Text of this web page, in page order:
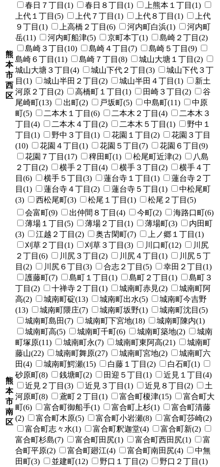
熊
本
市
西
区
春日７丁目(1)
春日８丁目(1)
上熊本１丁目(1)
上代１丁目(5)
上代７丁目(1) 上代８丁目(1)
上代
９丁目(1)
上高橋２丁目(6) 河内町白浜(1)
河内町
岳(11)
河内町船津(5) 京町本丁(1)
島崎２丁目(2)
島崎３丁目(10)
島崎４丁目(7)
島崎５丁目(9)
島崎６丁目(11)
島崎７丁目(8)
城山大塘１丁目(2)
城山大塘３丁目(4)
城山下代２丁目(3)
城山下代３丁
目(1)
城山半田２丁目(2) 城山半田４丁目(1)
新土
河原２丁目(2)
高橋町１丁目(1) 田崎３丁目(2)
谷
尾崎町(13)
出町(2) 戸坂町(5) 中島町(11)
中原
町(5)
二本木１丁目(6) 二本木２丁目(4)
二本木３
丁目(4)
二本木４丁目(2) 二本木５丁目(1)
野中１
丁目(1)
野中３丁目(1) 花園１丁目(2)
花園３丁目
(10)
花園４丁目(1) 花園５丁目(7)
花園６丁目(9)
花園７丁目(17)
稗田町(1) 松尾町近津(2)
八島
２丁目(2)
横手２丁目(4) 横手３丁目(2)
横手４丁
目(6)
横手５丁目(3) 蓮台寺１丁目(1)
蓮台寺２丁
目(1)
蓮台寺４丁目(2) 蓮台寺５丁目(1)
中松尾町
(3)
西松尾町(3) 松尾１丁目(1) 松尾２丁目(5)
熊
本
市
南
区
会富町(9) 出仲間８丁目(4) 今町(2)
海路口町(6)
薄場１丁目(5)
薄場２丁目(1) 薄場町(3)
内田町
(3)
江越２丁目(2) 奥古閑町(7)
上ノ郷１丁目(1)
刈草２丁目(1)
刈草３丁目(3) 川口町(12)
川尻
２丁目(6)
川尻３丁目(2) 川尻４丁目(1)
川尻５丁
目(2)
川尻６丁目(3) 合志２丁目(5)
幸田２丁目(1)
護藤町(7)
島町１丁目(1) 島町２丁目(1)
島町３
丁目(2)
十禅寺２丁目(1) 城南町赤見(2)
城南町阿
高(2)
城南町碇(13) 城南町出水(5)
城南町今吉野
(13)
城南町隈庄(7) 城南町坂野(1)
城南町沈目(5)
城南町島田(7)
城南町下宮地(18)
城南町陳内(1)
城南町高(5)
城南町千町(6) 城南町築地(2)
城南
町塚原(11)
城南町永(7) 城南町東阿高(21)
城南町
藤山(22)
城南町舞原(27) 城南町宮地(2)
城南町六
田(4)
城南町鰐瀬(15) 白藤１丁目(2)
白石町(1)
砂原町(8)
銭塘町(2) 田迎５丁目(1)
近見１丁目(4)
近見２丁目(3)
近見３丁目(1) 近見８丁目(2)
土
河原町(8)
鳶町２丁目(1) 富合町榎津(15)
富合町大
町(6)
富合町御船手(1) 富合町上杉(1)
富合町清藤
(2)
富合町木原(5) 富合町小岩瀬(8)
富合町莎崎(2)
富合町志々水(1)
富合町釈迦堂(4)
富合町新(2)
富合町杉島(7)
富合町田尻(1) 富合町西田尻(1)
富
合町平原(2)
富合町廻江(4) 富合町南田尻(4)
中無
田町(3)
並建町(12) 野口１丁目(2)
野口２丁目(1)